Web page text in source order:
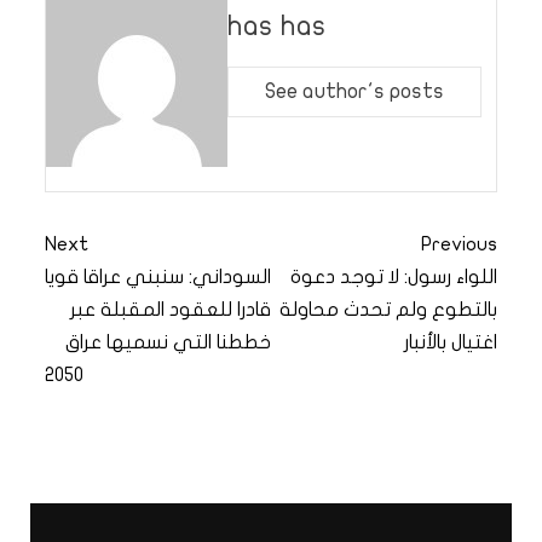
has has
See author's posts
Previous
اللواء رسول: لا توجد دعوة
بالتطوع ولم تحدث محاولة
اغتيال بالأنبار
Next
السوداني: سنبني عراقا قويا
قادرا للعقود المقبلة عبر
خططنا التي نسميها عراق
2050